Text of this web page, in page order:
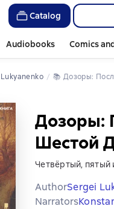
Catalog
Audiobooks Comics
Lukyanenko 📚 Дозоры:
Дозоры:
Шестой
Четвёртый,
AuthorSergei
Narrators